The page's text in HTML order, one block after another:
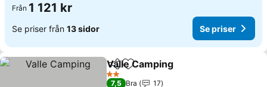
Från 1 121 kr
Se priser från 13 sidor Se priser
Dela Lägg till i Mina Favoriter
Valle Camping
2 Stjärnor
7,5 Bra
17